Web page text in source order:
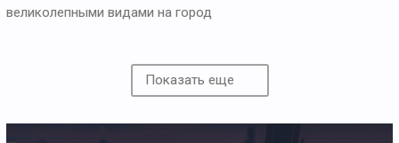
великолепными видами на город
Показать еще